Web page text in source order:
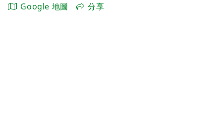
Google 地圖 分享